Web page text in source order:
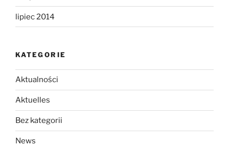
lipiec 2014
KATEGORIE
Aktualności
Aktuelles
Bez kategorii
News